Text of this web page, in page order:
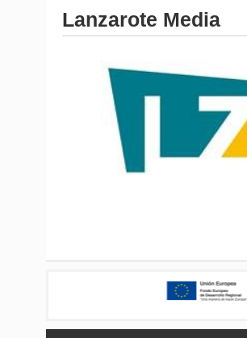
Lanzarote Media